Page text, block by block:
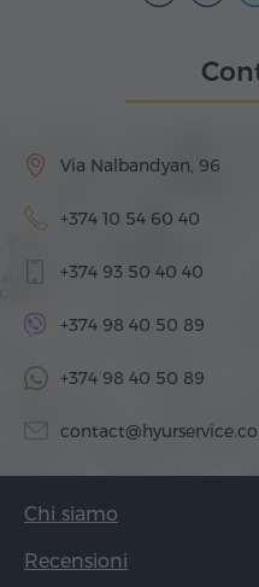
Via Nalbandyan, 96
+374 10 54 60 40
+374 93 50 40 40
+374 98 40 50 89
+374 98 40 50 89
Chi siamo
Recensioni